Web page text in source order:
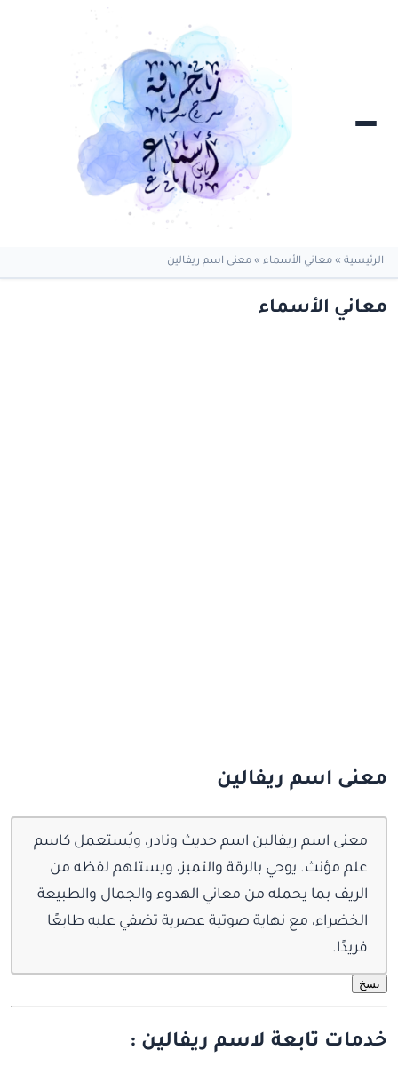
الرئيسية » معاني الأسماء » معنى اسم ريفالين
معاني الأسماء
معنى اسم ريفالين
معنى اسم ريفالين اسم حديث ونادر، ويُستعمل كاسم
علم مؤنث. يوحي بالرقة والتميز، ويستلهم لفظه من
الريف بما يحمله من معاني الهدوء والجمال والطبيعة
الخضراء، مع نهاية صوتية عصرية تضفي عليه طابعًا
فريدًا.
نسخ
خدمات تابعة لاسم ريفالين :